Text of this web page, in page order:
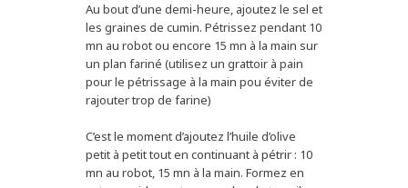
Au bout d’une demi-heure, ajoutez le sel et
les graines de cumin. Pétrissez pendant 10
mn au robot ou encore 15 mn à la main sur
un plan fariné (utilisez un grattoir à pain
pour le pétrissage à la main pou éviter de
rajouter trop de farine)
C’est le moment d’ajoutez l’huile d’olive
petit à petit tout en continuant à pétrir : 10
mn au robot, 15 mn à la main. Formez en